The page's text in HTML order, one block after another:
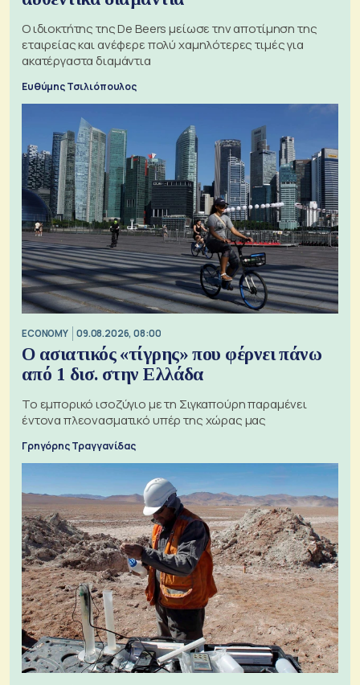
Ο ιδιοκτήτης της De Beers μείωσε την αποτίμηση της
εταιρείας και ανέφερε πολύ χαμηλότερες τιμές για
ακατέργαστα διαμάντια
Ευθύμης Τσιλιόπουλος
ECONOMY 09.08.2026, 08:00
Ο ασιατικός «τίγρης» που φέρνει πάνω
από 1 δισ. στην Ελλάδα
Το εμπορικό ισοζύγιο με τη Σιγκαπούρη παραμένει
έντονα πλεονασματικό υπέρ της χώρας μας
Γρηγόρης Τραγγανίδας